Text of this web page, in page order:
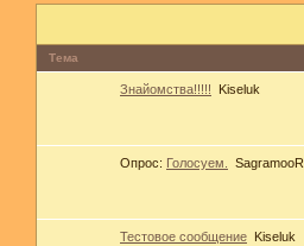
Тема
Знайомства!!!!! Kiseluk
Опрос: Голосуем. SagramooR
Тестовое сообщение Kiseluk